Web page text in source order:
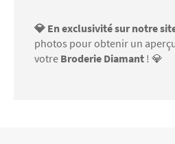
💎 En exclusivité sur notre
photos pour obtenir un
votre Broderie Diamant ! 💎